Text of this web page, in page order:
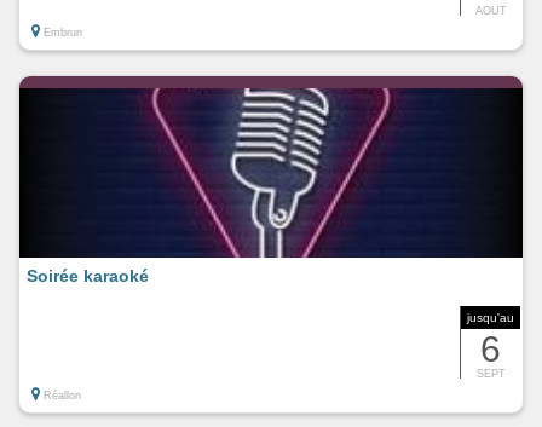
AOUT
Embrun
jusqu'au
6
SEPT
Soirée karaoké
Réallon